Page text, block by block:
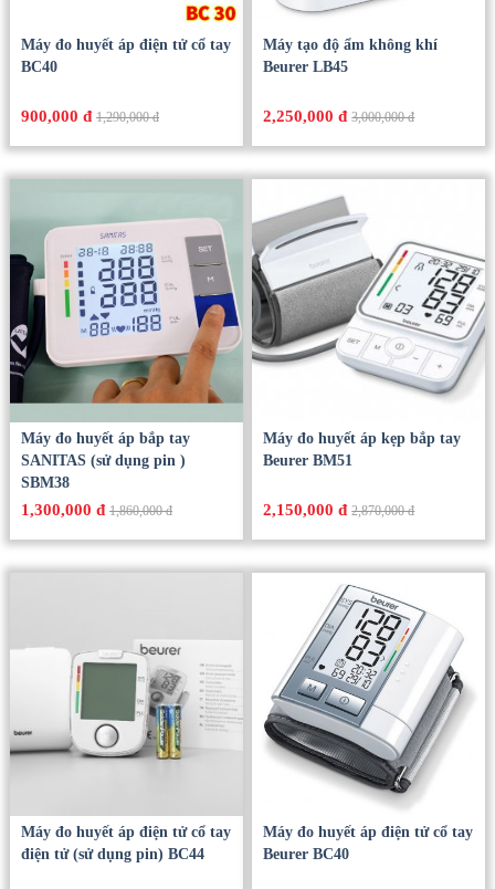
Máy đo huyết áp điện tử cổ tay
BC40
900,000 đ 1,290,000 đ
Máy tạo độ ẩm không khí
Beurer LB45
2,250,000 đ 3,000,000 đ
Máy đo huyết áp bắp tay
SANITAS (sử dụng pin )
SBM38
1,300,000 đ 1,860,000 đ
Máy đo huyết áp kẹp bắp tay
Beurer BM51
2,150,000 đ 2,870,000 đ
Máy đo huyết áp điện tử cổ tay
điện tử (sử dụng pin) BC44
Máy đo huyết áp điện tử cổ tay
Beurer BC40